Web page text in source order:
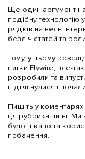
Ще один аргумент
подібну технологію
рядків на весь
безліч статей та
Тому, у цьому
нитки Flywire, все-
розробили та
підтягнулися і
Пишіть у
ця рубрика чи ні.
було цікаво та
побачення.